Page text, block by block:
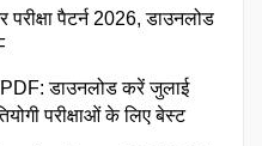
पैटर्न 2026, डाउनलोड
डाउनलोड करें जुलाई
परीक्षाओं के लिए बेस्ट